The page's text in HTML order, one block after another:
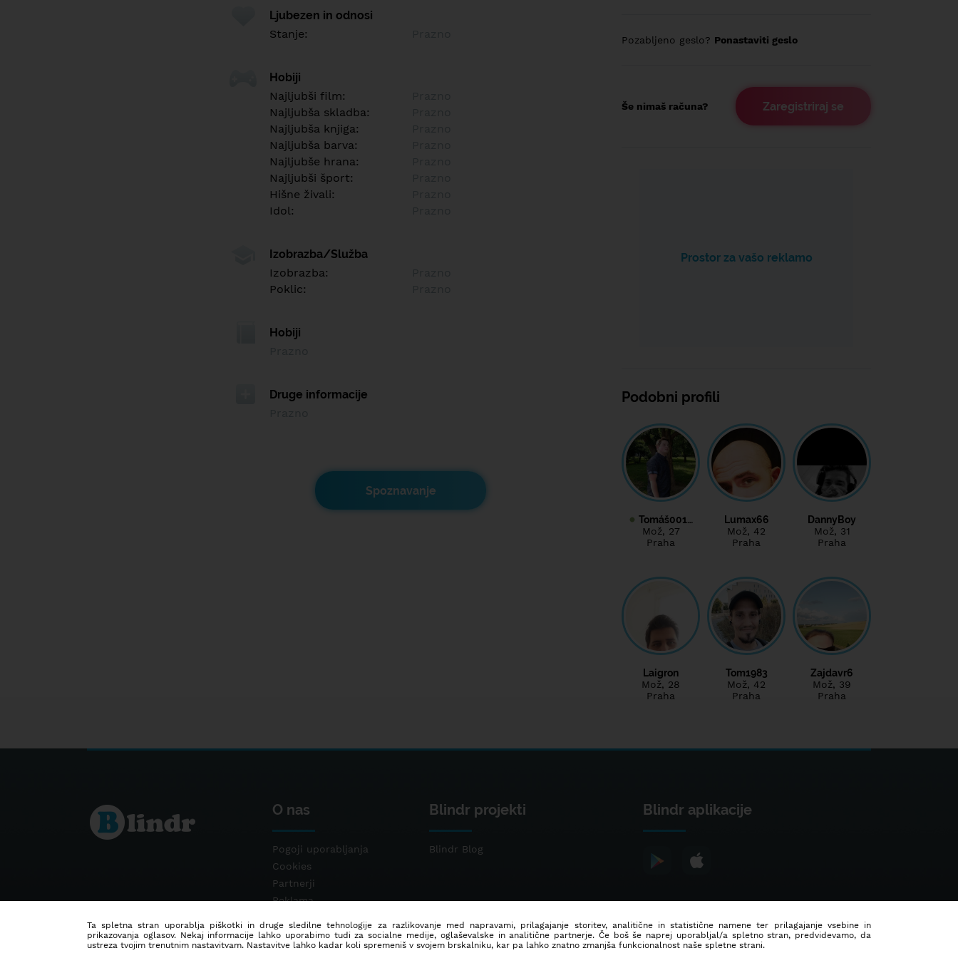
Ljubezen in odnosi
Stanje:
Hobiji
Najljubši film:
Najljubša skladba:
Najljubša knjiga:
Najljubša barva:
Najljubše hrana:
Najljubši šport:
Hišne živali:
Idol:
Izobrazba/Služba
Izobrazba:
Poklic:
Hobiji
Druge informacije
Spoznavanje
Pozabljeno geslo? Ponastaviti geslo
Še nimaš računa? Zaregistriraj se
Prostor za vašo reklamo
Podobni profili
Tomáš001…
Mož, 27
Praha
Lumax66
Mož, 42
Praha
DannyBoy
Mož, 31
Praha
Laigron
Mož, 28
Praha
Tom1983
Mož, 42
Praha
Zajdavr6
Mož, 39
Praha
O nas
Pogoji uporabljanja
Cookies
Partnerji
Reklama
Blindr projekti
Blindr Blog
Blindr aplikacije
Ta spletna stran uporablja piškotki in druge sledilne tehnologije za razlikovanje med napravami, prilagajanje storitev, analitične in statistične namene ter prilagajanje vsebine in
prikazovanja oglasov. Nekaj informacije lahko uporabimo tudi za socialne medije, oglaševalske in analitične partnerje. Če boš še naprej uporabljal/a spletno stran, predvidevamo, da
ustreza tvojim trenutnim nastavitvam. Nastavitve lahko kadar koli spremeniš v svojem brskalniku, kar pa lahko znatno zmanjša funkcionalnost naše spletne strani.